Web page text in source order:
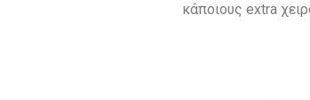
κάποιους extra